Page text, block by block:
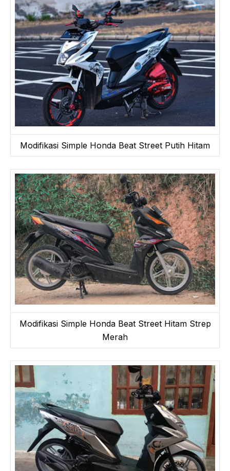
Modifikasi Simple Honda Beat Street Putih Hitam
Modifikasi Simple Honda Beat Street Hitam Strep
Merah